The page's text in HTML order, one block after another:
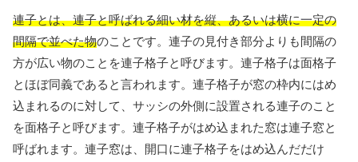
連子とは、連子と呼ばれる細い材を縦、あるいは横に一定の
間隔で並べた物のことです。連子の見付き部分よりも間隔の
方が広い物のことを連子格子と呼びます。連子格子は面格子
とほぼ同義であると言われます。連子格子が窓の枠内にはめ
込まれるのに対して、サッシの外側に設置される連子のこと
を面格子と呼びます。連子格子がはめ込まれた窓は連子窓と
呼ばれます。連子窓は、開口に連子格子をはめ込んだだけ